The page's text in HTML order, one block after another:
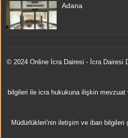
Adana
© 2024 Online İcra Dairesi - İcra Dairesi
bilgileri ile icra hukukuna ilişkin
Müdürlükleri'nin iletişim ve iban bilgileri